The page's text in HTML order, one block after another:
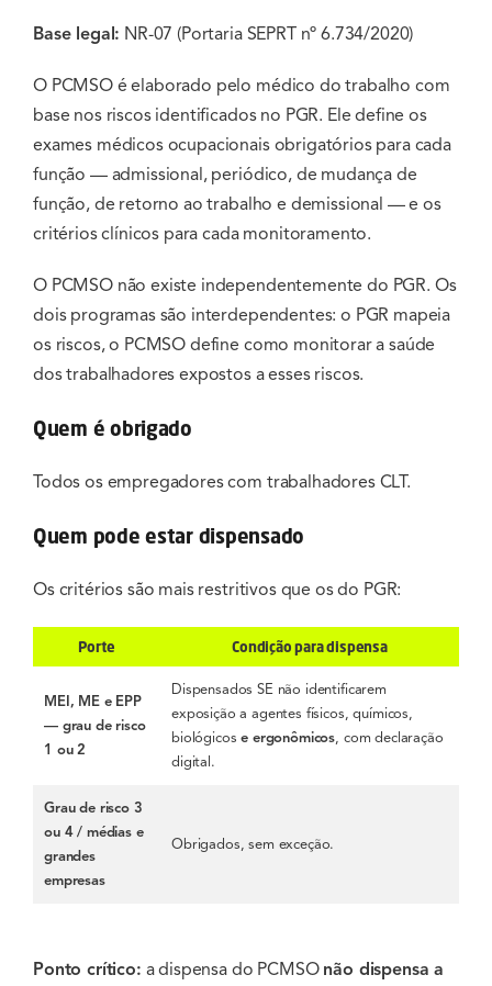
Base legal: NR-07 (Portaria SEPRT nº 6.734/2020)
O PCMSO é elaborado pelo médico do trabalho com
base nos riscos identificados no PGR. Ele define os
exames médicos ocupacionais obrigatórios para cada
função — admissional, periódico, de mudança de
função, de retorno ao trabalho e demissional — e os
critérios clínicos para cada monitoramento.
O PCMSO não existe independentemente do PGR. Os
dois programas são interdependentes: o PGR mapeia
os riscos, o PCMSO define como monitorar a saúde
dos trabalhadores expostos a esses riscos.
Quem é obrigado
Todos os empregadores com trabalhadores CLT.
Quem pode estar dispensado
Os critérios são mais restritivos que os do PGR:
Porte Condição para dispensa
MEI, ME e EPP
— grau de risco
1 ou 2
Dispensados SE não identificarem
exposição a agentes físicos, químicos,
biológicose ergonômicos, com declaração
digital.
Grau de risco 3
ou 4 / médias e
grandes
empresas
Obrigados, sem exceção.
Ponto crítico: a dispensa do PCMSO não dispensa a